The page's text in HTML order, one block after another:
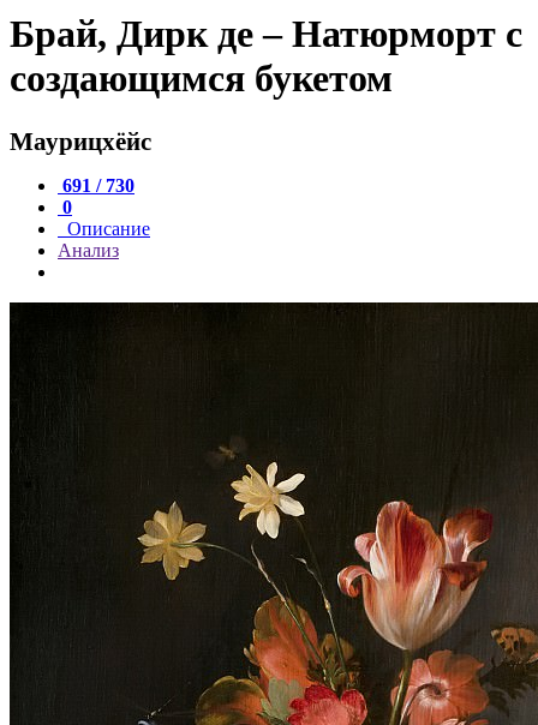
Брай, Дирк де – Натюрморт с
создающимся букетом
Маурицхёйс
691 / 730
0
Описание
Анализ